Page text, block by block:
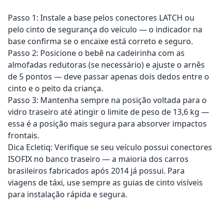
Passo 1: Instale a base pelos conectores LATCH ou
pelo cinto de segurança do veículo — o indicador na
base confirma se o encaixe está correto e seguro.
Passo 2: Posicione o bebê na cadeirinha com as
almofadas redutoras (se necessário) e ajuste o arnês
de 5 pontos — deve passar apenas dois dedos entre o
cinto e o peito da criança.
Passo 3: Mantenha sempre na posição voltada para o
vidro traseiro até atingir o limite de peso de 13,6 kg —
essa é a posição mais segura para absorver impactos
frontais.
Dica Ecletiq: Verifique se seu veículo possui conectores
ISOFIX no banco traseiro — a maioria dos carros
brasileiros fabricados após 2014 já possui. Para
viagens de táxi, use sempre as guias de cinto visíveis
para instalação rápida e segura.
Adicionar ao carrinho